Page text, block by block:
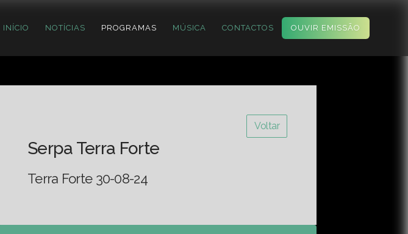
INÍCIO NOTÍCIAS PROGRAMAS MÚSICA CONTACTOS OUVIR EMISSÃO
Voltar
Serpa Terra Forte
Terra Forte 30-08-24